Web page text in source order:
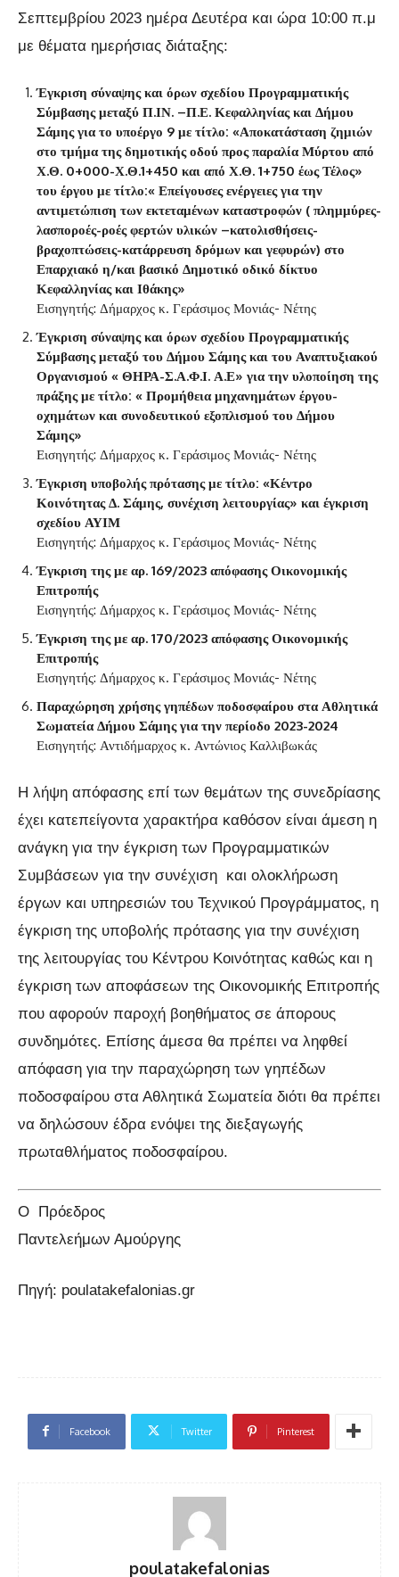
Σεπτεμβρίου 2023 ημέρα Δευτέρα και ώρα 10:00 π.μ
με θέματα ημερήσιας διάταξης:
Έγκριση σύναψης και όρων σχεδίου Προγραμματικής
Σύμβασης μεταξύ Π.ΙΝ. –Π.Ε. Κεφαλληνίας και Δήμου
Σάμης για το υποέργο 9 με τίτλο: «Αποκατάσταση ζημιών
στο τμήμα της δημοτικής οδού προς παραλία Μύρτου από
Χ.Θ. 0+000-Χ.Θ.1+450 και από Χ.Θ. 1+750 έως Τέλος»
του έργου με τίτλο:« Επείγουσες ενέργειες για την
αντιμετώπιση των εκτεταμένων καταστροφών ( πλημμύρες-
λασποροές-ροές φερτών υλικών –κατολισθήσεις-
βραχοπτώσεις-κατάρρευση δρόμων και γεφυρών) στο
Επαρχιακό η/και βασικό Δημοτικό οδικό δίκτυο
Κεφαλληνίας και Ιθάκης»
Εισηγητής: Δήμαρχος κ. Γεράσιμος Μονιάς- Νέτης
Έγκριση σύναψης και όρων σχεδίου Προγραμματικής
Σύμβασης μεταξύ του Δήμου Σάμης και του Αναπτυξιακού
Οργανισμού « ΘΗΡΑ-Σ.Α.Φ.Ι. Α.Ε» για την υλοποίηση της
πράξης με τίτλο: « Προμήθεια μηχανημάτων έργου-
οχημάτων και συνοδευτικού εξοπλισμού του Δήμου
Σάμης»
Εισηγητής: Δήμαρχος κ. Γεράσιμος Μονιάς- Νέτης
Έγκριση υποβολής πρότασης με τίτλο: «Κέντρο
Κοινότητας Δ. Σάμης, συνέχιση λειτουργίας» και έγκριση
σχεδίου ΑΥΙΜ
Εισηγητής: Δήμαρχος κ. Γεράσιμος Μονιάς- Νέτης
Έγκριση της με αρ. 169/2023 απόφασης Οικονομικής
Επιτροπής
Εισηγητής: Δήμαρχος κ. Γεράσιμος Μονιάς- Νέτης
Έγκριση της με αρ. 170/2023 απόφασης Οικονομικής
Επιτροπής
Εισηγητής: Δήμαρχος κ. Γεράσιμος Μονιάς- Νέτης
Παραχώρηση χρήσης γηπέδων ποδοσφαίρου στα Αθλητικά
Σωματεία Δήμου Σάμης για την περίοδο 2023-2024
Εισηγητής: Αντιδήμαρχος κ. Αντώνιος Καλλιβωκάς
Η λήψη απόφασης επί των θεμάτων της συνεδρίασης
έχει κατεπείγοντα χαρακτήρα καθόσον είναι άμεση η
ανάγκη για την έγκριση των Προγραμματικών
Συμβάσεων για την συνέχιση και ολοκλήρωση
έργων και υπηρεσιών του Τεχνικού Προγράμματος, η
έγκριση της υποβολής πρότασης για την συνέχιση
της λειτουργίας του Κέντρου Κοινότητας καθώς και η
έγκριση των αποφάσεων της Οικονομικής Επιτροπής
που αφορούν παροχή βοηθήματος σε άπορους
συνδημότες. Επίσης άμεσα θα πρέπει να ληφθεί
απόφαση για την παραχώρηση των γηπέδων
ποδοσφαίρου στα Αθλητικά Σωματεία διότι θα πρέπει
να δηλώσουν έδρα ενόψει της διεξαγωγής
πρωταθλήματος ποδοσφαίρου.
Ο Πρόεδρος
Παντελεήμων Αμούργης
Πηγή: poulatakefalonias.gr
Facebook Twitter Pinterest
poulatakefalonias